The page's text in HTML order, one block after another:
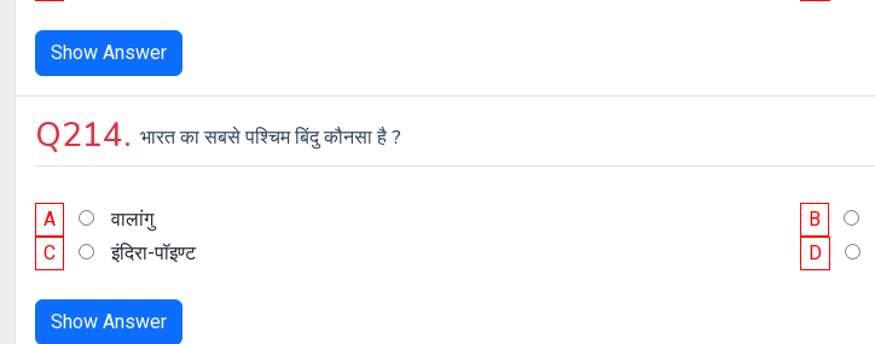
Show Answer
Q214. भारत का सबसे पश्चिम बिंदु कौनसा है ?
A वालांगु B
C
इंदिरा-पॉइण्ट D
Show Answer